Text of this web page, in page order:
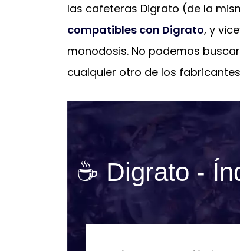
las cafeteras Digrato (de la
compatibles con Digrato, y
monodosis. No podemos buscar
cualquier otro de los
☕ Digrato -